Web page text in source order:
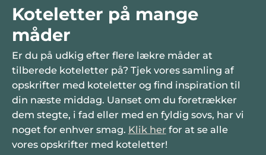
Koteletter på mange
måder
Er du på udkig efter flere lækre måder at
tilberede koteletter på? Tjek vores samling af
opskrifter med koteletter og find inspiration til
din næste middag. Uanset om du foretrækker
dem stegte, i fad eller med en fyldig sovs, har vi
noget for enhver smag. Klik her for at se alle
vores opskrifter med koteletter!